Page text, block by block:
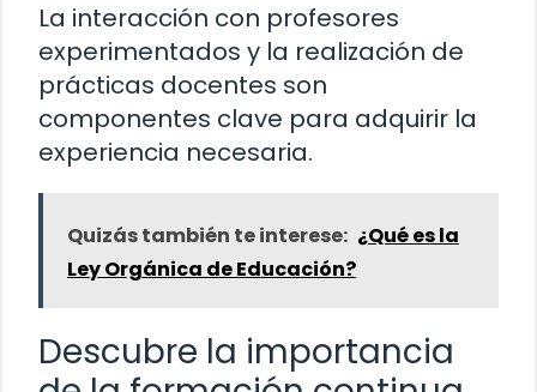
La interacción con profesores
experimentados y la realización de
prácticas docentes son
componentes clave para adquirir la
experiencia necesaria.
Quizás también te interese: ¿Qué es la
Ley Orgánica de Educación?
Descubre la importancia